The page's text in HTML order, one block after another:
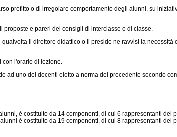
profitto o di irregolare comportamento degli alunni, su
e pareri dei consigli di interclasse o di classe.
il direttore didattico o il preside ne ravvisi la
l'orario di lezione.
uno dei docenti eletto a norma del precedente secondo
è costituito da 14 componenti, di cui 6 rappresentanti
è costituito da 19 componenti, di cui 8 rappresentanti